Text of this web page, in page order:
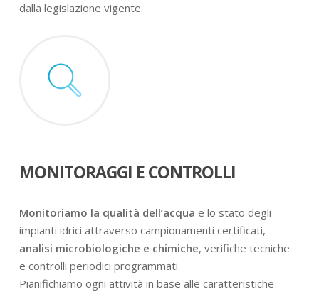
dalla legislazione vigente.
MONITORAGGI E CONTROLLI
Monitoriamo la qualità dell’acqua e lo stato degli
impianti idrici attraverso campionamenti certificati,
analisi microbiologiche e chimiche, verifiche tecniche
e controlli periodici programmati.
Pianifichiamo ogni attività in base alle caratteristiche